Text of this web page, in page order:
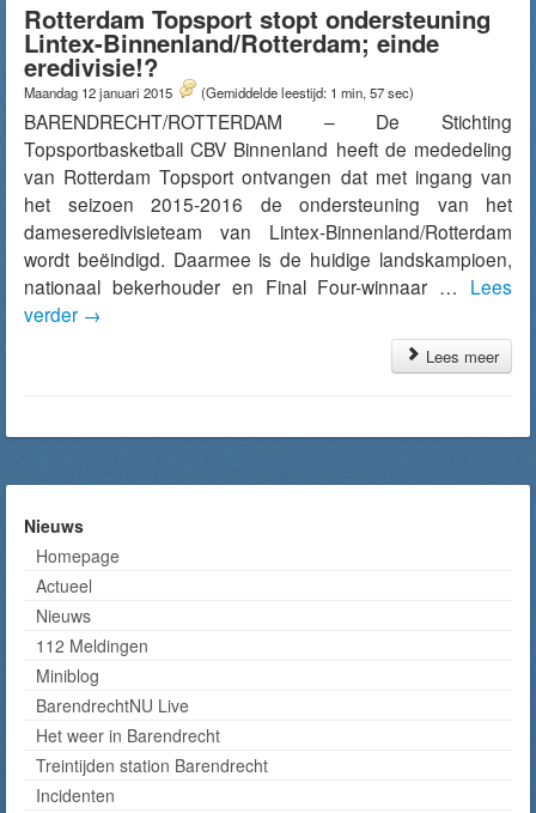
Rotterdam Topsport stopt ondersteuning
Lintex-Binnenland/Rotterdam; einde
eredivisie!?
Maandag 12 januari 2015 (Gemiddelde leestijd: 1 min, 57 sec)
BARENDRECHT/ROTTERDAM – De Stichting
Topsportbasketball CBV Binnenland heeft de mededeling
van Rotterdam Topsport ontvangen dat met ingang van
het seizoen 2015-2016 de ondersteuning van het
dameseredivisieteam van Lintex-Binnenland/Rotterdam
wordt beëindigd. Daarmee is de huidige landskampioen,
nationaal bekerhouder en Final Four-winnaar … Lees
verder →
Lees meer
Nieuws
Homepage
Actueel
Nieuws
112 Meldingen
Miniblog
BarendrechtNU Live
Het weer in Barendrecht
Treintijden station Barendrecht
Incidenten